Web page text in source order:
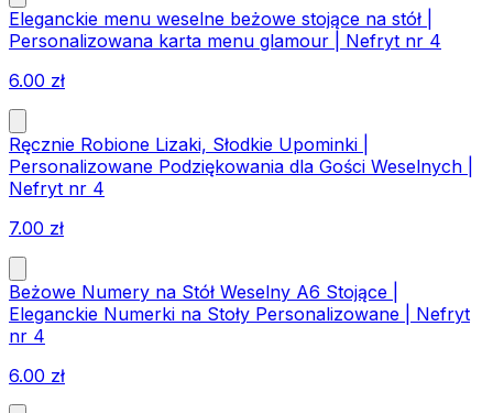
Eleganckie menu weselne beżowe stojące na stół |
Personalizowana karta menu glamour | Nefryt nr 4
6.00 zł
Ręcznie Robione Lizaki, Słodkie Upominki |
Personalizowane Podziękowania dla Gości Weselnych |
Nefryt nr 4
7.00 zł
Beżowe Numery na Stół Weselny A6 Stojące |
Eleganckie Numerki na Stoły Personalizowane | Nefryt
nr 4
6.00 zł